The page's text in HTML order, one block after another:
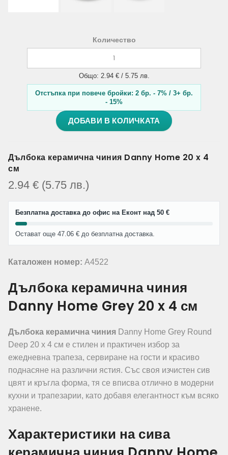
Количество
Общо: 2.94 € / 5.75 лв.
Отстъпка при повече бройки: 2 бр. - 7% / 3+ бр.
- 15%
ДОБАВИ В КОЛИЧКАТА
Дълбока керамична чиния Danny Home 20 x 4
см
2.94 € (5.75 лв.)
Безплатна доставка до офис на Еконт над 50 €
Остават още 47.06 € до безплатна доставка.
Каталожен номер: A4522
Дълбока керамична чиния
Danny Home Grey 20 x 4 см
Дълбока керамична чиния Danny Home Grey Round
Deep 20 x 4 см е стилен и практичен избор за
ежедневна трапеза, сервиране на гости и красиво
поднасяне на различни ястия. Със своя изчистен сив
цвят и кръгла форма, тя се вписва отлично в модерни
кухни и трапезарии, като добавя елегантност към всяко
хранене.
Характеристики на сива